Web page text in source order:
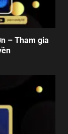
– Tham gia